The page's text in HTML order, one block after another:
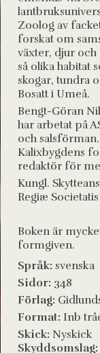
Zoolog av
forskat om
växter, djur
så olika habitat
skogar, tundra
Bosatt i Umeå.
Bengt-Göran
har arbetat på
och
Kalixbygdens
redaktör för
Kungl.
Regiæ
Boken är
formgiven.
Språk: svenska
Sidor: 348
Förlag:
Format: Inb
Skick: Nyskick
Skyddsomslag: